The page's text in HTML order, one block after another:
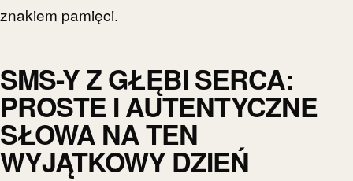
znakiem pamięci.
SMS-Y Z GŁĘBI SERCA:
PROSTE I AUTENTYCZNE
SŁOWA NA TEN
WYJĄTKOWY DZIEŃ